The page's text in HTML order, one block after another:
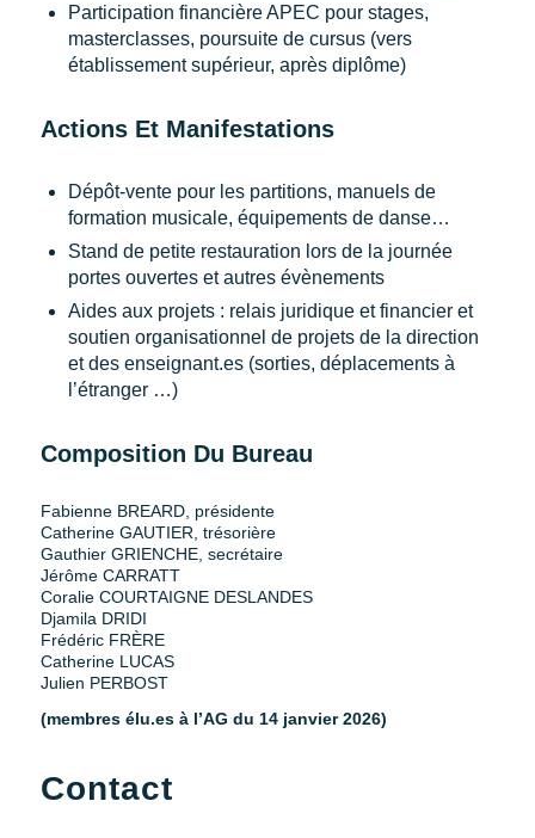
Participation financière APEC pour stages,
masterclasses, poursuite de cursus (vers
établissement supérieur, après diplôme)
Actions Et Manifestations
Dépôt-vente pour les partitions, manuels de
formation musicale, équipements de danse…
Stand de petite restauration lors de la journée
portes ouvertes et autres évènements
Aides aux projets : relais juridique et financier et
soutien organisationnel de projets de la direction
et des enseignant.es (sorties, déplacements à
l’étranger …)
Composition Du Bureau
Fabienne BREARD, présidente
Catherine GAUTIER, trésorière
Gauthier GRIENCHE, secrétaire
Jérôme CARRATT
Coralie COURTAIGNE DESLANDES
Djamila DRIDI
Frédéric FRÈRE
Catherine LUCAS
Julien PERBOST
(membres élu.es à l’AG du 14 janvier 2026)
Contact